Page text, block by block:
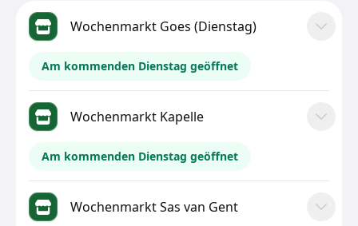
Wochenmarkt Goes (Dienstag)
Am kommenden Dienstag geöffnet
Wochenmarkt Kapelle
Am kommenden Dienstag geöffnet
Wochenmarkt Sas van Gent